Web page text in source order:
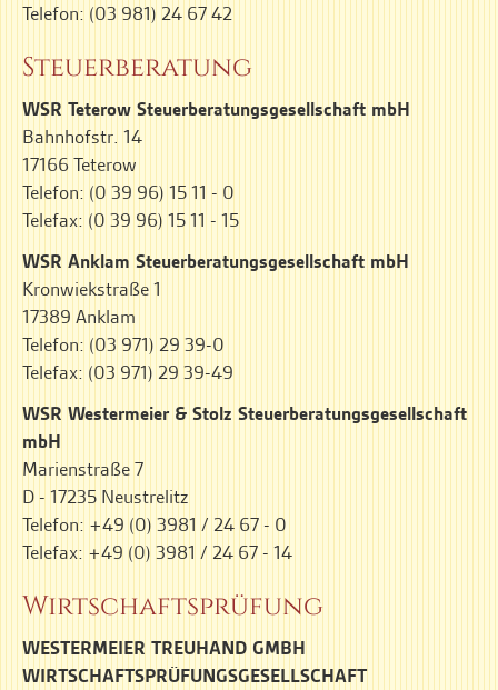
Telefon: (03 981) 24 67 42
Steuerberatung
WSR Teterow Steuerberatungsgesellschaft mbH
Bahnhofstr. 14
17166 Teterow
Telefon: (0 39 96) 15 11 - 0
Telefax: (0 39 96) 15 11 - 15
WSR Anklam Steuerberatungsgesellschaft mbH
Kronwiekstraße 1
17389 Anklam
Telefon: (03 971) 29 39-0
Telefax: (03 971) 29 39-49
WSR Westermeier & Stolz Steuerberatungsgesellschaft
mbH
Marienstraße 7
D - 17235 Neustrelitz
Telefon: +49 (0) 3981 / 24 67 - 0
Telefax: +49 (0) 3981 / 24 67 - 14
Wirtschaftsprüfung
WESTERMEIER TREUHAND GMBH
WIRTSCHAFTSPRÜFUNGSGESELLSCHAFT